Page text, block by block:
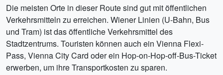
Die meisten Orte in dieser Route sind gut mit öffentlichen
Verkehrsmitteln zu erreichen. Wiener Linien (U-Bahn, Bus
und Tram) ist das öffentliche Verkehrsmittel des
Stadtzentrums. Touristen können auch ein Vienna Flexi-
Pass, Vienna City Card oder ein Hop-on-Hop-off-Bus-Ticket
erwerben, um ihre Transportkosten zu sparen.